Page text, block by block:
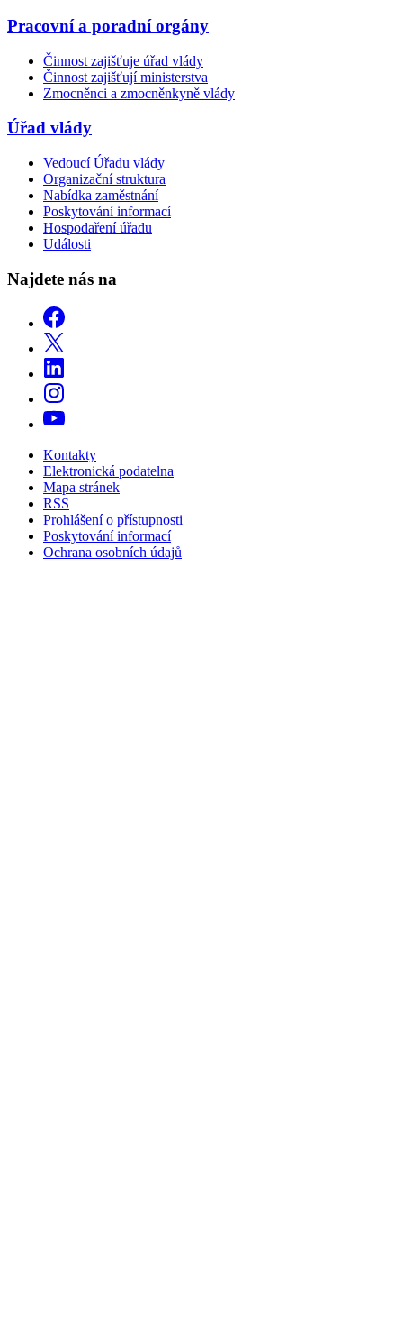
Pracovní a poradní orgány
Činnost zajišťuje úřad vlády
Činnost zajišťují ministerstva
Zmocněnci a zmocněnkyně vlády
Úřad vlády
Vedoucí Úřadu vlády
Organizační struktura
Nabídka zaměstnání
Poskytování informací
Hospodaření úřadu
Události
Najdete nás na
Kontakty
Elektronická podatelna
Mapa stránek
RSS
Prohlášení o přístupnosti
Poskytování informací
Ochrana osobních údajů